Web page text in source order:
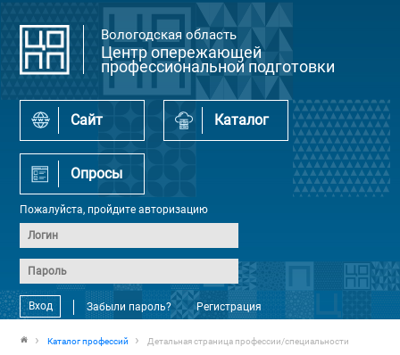
Вологодская область
Центр опережающей
профессиональной подготовки
Сайт Каталог
Опросы
Пожалуйста, пройдите авторизацию
Вход Забыли пароль? Регистрация
Каталог профессий Детальная страница профессии/специальности